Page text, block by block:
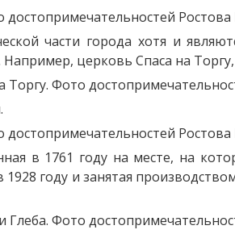
части города хотя и
церковь Спаса на Торгу,
в 1761 году на месте, на
году и занятая